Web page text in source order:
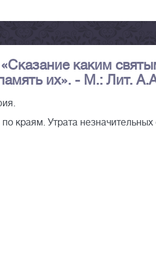
каким
их». - М.: Лит.
краям. Утрата